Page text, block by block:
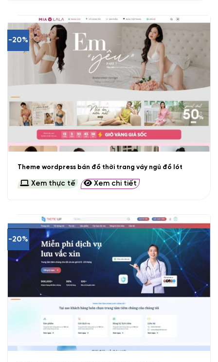
-20%
Theme wordpress bán đồ thời trang váy ngủ đồ lót
Xem thực tế Xem chi tiết
-20%